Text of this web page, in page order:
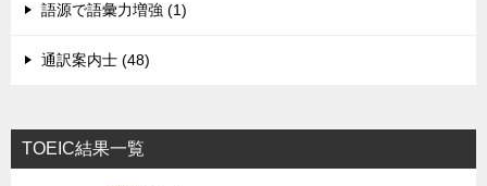
語源で語彙力増強 (1)
通訳案内士 (48)
TOEIC結果一覧